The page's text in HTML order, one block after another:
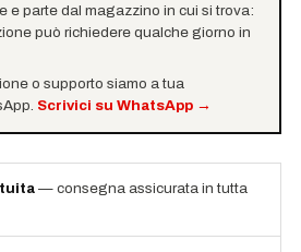
e parte dal magazzino in cui si trova:
può richiedere qualche giorno in
o supporto siamo a tua
Scrivici su WhatsApp→
— consegna assicurata in tutta